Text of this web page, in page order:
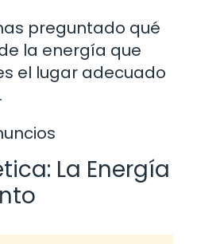
preguntado qué
la energía que
el lugar adecuado
La Energía